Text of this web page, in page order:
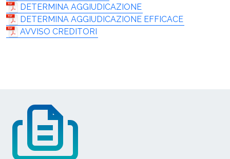
DETERMINA AGGIUDICAZIONE
DETERMINA AGGIUDICAZIONE EFFICACE
AVVISO CREDITORI